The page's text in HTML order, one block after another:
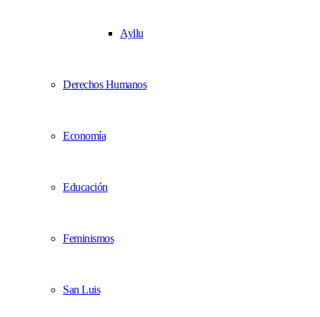
Ayllu
Derechos Humanos
Economía
Educación
Feminismos
San Luis